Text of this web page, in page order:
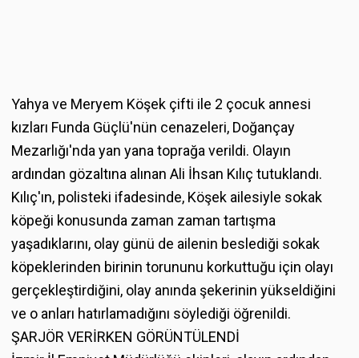
Yahya ve Meryem Köşek çifti ile 2 çocuk annesi
kızları Funda Güçlü'nün cenazeleri, Doğançay
Mezarlığı'nda yan yana toprağa verildi. Olayın
ardından gözaltına alınan Ali İhsan Kılıç tutuklandı.
Kılıç'ın, polisteki ifadesinde, Köşek ailesiyle sokak
köpeği konusunda zaman zaman tartışma
yaşadıklarını, olay günü de ailenin beslediği sokak
köpeklerinden birinin torununu korkuttuğu için olayı
gerçekleştirdiğini, olay anında şekerinin yükseldiğini
ve o anları hatırlamadığını söylediği öğrenildi.
ŞARJÖR VERİRKEN GÖRÜNTÜLENDİ